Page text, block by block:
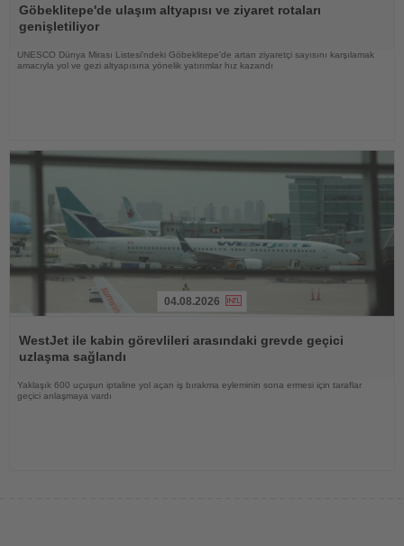
Oku
Göbeklitepe'de ulaşım altyapısı ve ziyaret rotaları
genişletiliyor
UNESCO Dünya Mirası Listesi'ndeki Göbeklitepe'de artan ziyaretçi sayısını karşılamak
amacıyla yol ve gezi altyapısına yönelik yatırımlar hız kazandı
Oku
04.08.2026
WestJet ile kabin görevlileri arasındaki grevde geçici
uzlaşma sağlandı
Yaklaşık 600 uçuşun iptaline yol açan iş bırakma eyleminin sona ermesi için taraflar
geçici anlaşmaya vardı